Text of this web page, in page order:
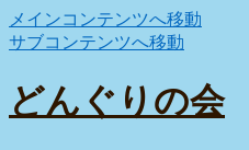
メインコンテンツへ移動
サブコンテンツへ移動
どんぐりの会